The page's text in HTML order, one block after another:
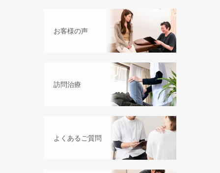
お客様の声
訪問治療
よくあるご質問